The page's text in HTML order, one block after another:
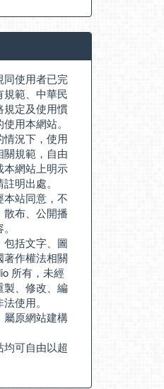
同使用者已完
範、中華民
規定及使用慣
用本網站。
況下，使用
規範，自由
本網站上明示
明出處。
站同意，不
布、公開播
括文字、圖
著作權法相關
所有，未經
製、修改、編
使用。
屬原網站建構
可自由以超